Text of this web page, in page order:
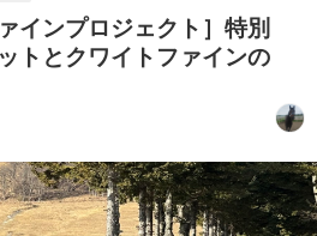
インプロジェクト］特別
トとクワイトファインの